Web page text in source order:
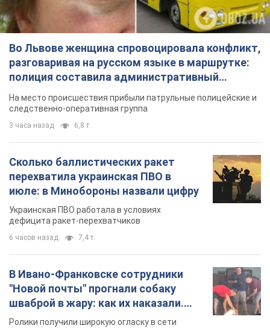
Во Львове женщина спровоцировала конфликт,
разговаривая на русском языке в маршрутке:
полиция составила административный
протокол. Видео
На место происшествия прибыли патрульные полицейские и
следственно-оперативная группа
3 часа назад 6,8 т.
Сколько баллистических ракет
перехватила украинская ПВО в
июле: в Минобороны назвали цифру
Украинская ПВО работала в условиях
дефицита ракет-перехватчиков
6 часов назад 7,4 т.
В Ивано-Франковске сотрудники
"Новой почты" прогнали собаку
шваброй в жару: как их наказали.
Видео
Ролики получили широкую огласку в сети